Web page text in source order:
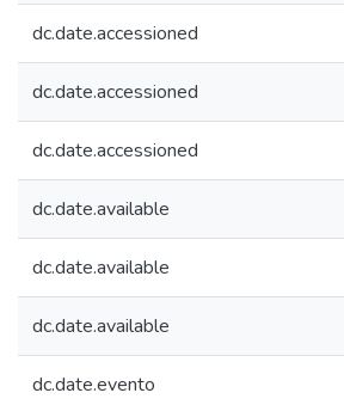
dc.date.accessioned
dc.date.accessioned
dc.date.accessioned
dc.date.available
dc.date.available
dc.date.available
dc.date.evento